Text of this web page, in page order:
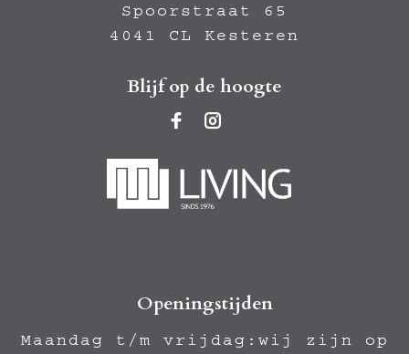
Spoorstraat 65
4041 CL Kesteren
Blijf op de hoogte
Openingstijden
Maandag t/m vrijdag:wij zijn op